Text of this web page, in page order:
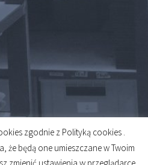
zgodnie z Polityką cookies .
że będą one umieszczane w Twoim